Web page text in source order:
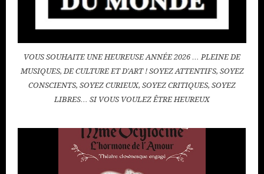
VOUS SOUHAITE UNE HEUREUSE ANNÉE 2026 … PLEINE DE
MUSIQUES, DE CULTURE ET D'ART ! SOYEZ ATTENTIFS, SOYEZ
CONSCIENTS, SOYEZ CURIEUX, SOYEZ CRITIQUES, SOYEZ
LIBRES… SI VOUS VOULEZ ÊTRE HEUREUX